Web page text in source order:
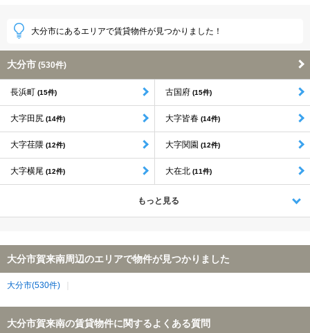
大分市にあるエリアで賃貸物件が見つかりました！
大分市 (530件)
長浜町 (15件) 古国府 (15件)
大字田尻 (14件) 大字皆春 (14件)
大字荏隈 (12件) 大字関園 (12件)
大字横尾 (12件) 大在北 (11件)
もっと見る
大分市賀来南周辺のエリアで物件が見つかりました
大分市(530件)
大分市賀来南の賃貸物件に関するよくある質問